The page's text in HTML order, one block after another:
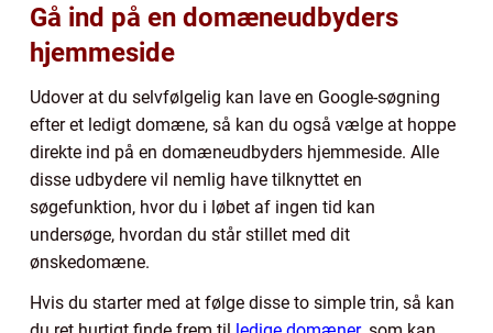
Gå ind på en domæneudbyders
hjemmeside
Udover at du selvfølgelig kan lave en Google-søgning
efter et ledigt domæne, så kan du også vælge at hoppe
direkte ind på en domæneudbyders hjemmeside. Alle
disse udbydere vil nemlig have tilknyttet en
søgefunktion, hvor du i løbet af ingen tid kan
undersøge, hvordan du står stillet med dit
ønskedomæne.
Hvis du starter med at følge disse to simple trin, så kan